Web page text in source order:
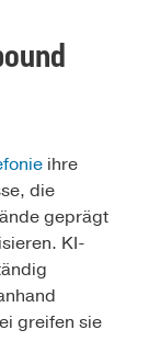
ihre
die
geprägt
KI-
greifen sie